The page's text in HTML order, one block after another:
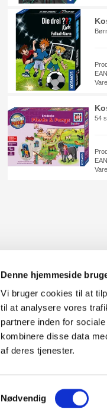
Denne hjemmeside
Vi bruger cookies til at
til at analysere vores
partnere inden for
kombinere disse data
af deres tjenester.
Samtykkevalg
Nødvendig
54
Føniks
CVR.: